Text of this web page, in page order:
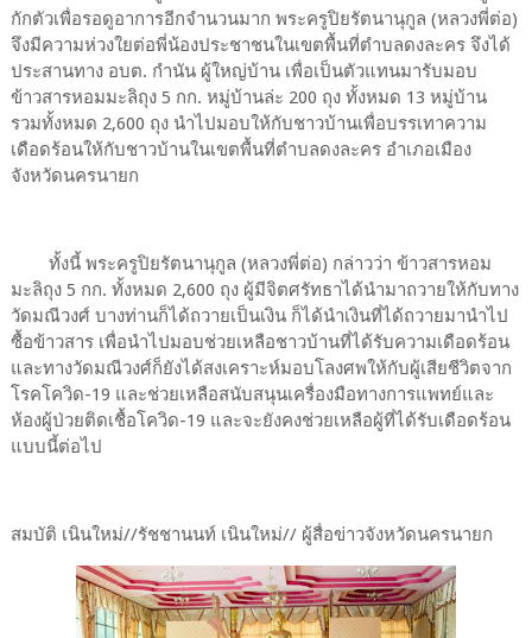
กักตัวเพื่อรอดูอาการอีกจำนวนมาก พระครูปิยรัตนานุกูล (หลวงพี่ต่อ)
จึงมีความห่วงใยต่อพี่น้องประชาชนในเขตพื้นที่ตำบลดงละคร จึงได้
ประสานทาง อบต. กำนัน ผู้ใหญ่บ้าน เพื่อเป็นตัวแทนมารับมอบ
ข้าวสารหอมมะลิถุง 5 กก. หมู่บ้านล่ะ 200 ถุง ทั้งหมด 13 หมู่บ้าน
รวมทั้งหมด 2,600 ถุง นำไปมอบให้กับชาวบ้านเพื่อบรรเทาความ
เดือดร้อนให้กับชาวบ้านในเขตพื้นที่ตำบลดงละคร อำเภอเมือง
จังหวัดนครนายก
ทั้งนี้ พระครูปิยรัตนานุกูล (หลวงพี่ต่อ) กล่าวว่า ข้าวสารหอม
มะลิถุง 5 กก. ทั้งหมด 2,600 ถุง ผู้มีจิตศรัทธาได้นำมาถวายให้กับทาง
วัดมณีวงศ์ บางท่านก็ได้ถวายเป็นเงิน ก็ได้นำเงินที่ได้ถวายมานำไป
ซื้อข้าวสาร เพื่อนำไปมอบช่วยเหลือชาวบ้านที่ได้รับความเดือดร้อน
และทางวัดมณีวงศ์ก็ยังได้สงเคราะห์มอบโลงศพให้กับผู้เสียชีวิตจาก
โรคโควิด-19 และช่วยเหลือสนับสนุนเครื่องมือทางการแพทย์และ
ห้องผู้ป่วยติดเชื้อโควิด-19 และจะยังคงช่วยเหลือผู้ที่ได้รับเดือดร้อน
แบบนี้ต่อไป
สมบัติ เนินใหม่//รัชชานนท์ เนินใหม่// ผู้สื่อข่าวจังหวัดนครนายก